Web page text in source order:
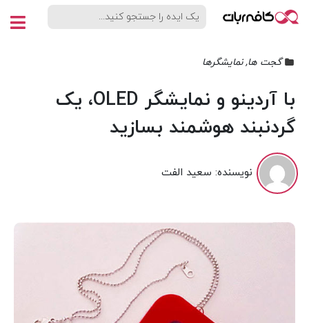
گجت ها,نمایشگرها
با آردینو و نمایشگر OLED، یک
گردنبند هوشمند بسازید
نویسنده: سعید الفت